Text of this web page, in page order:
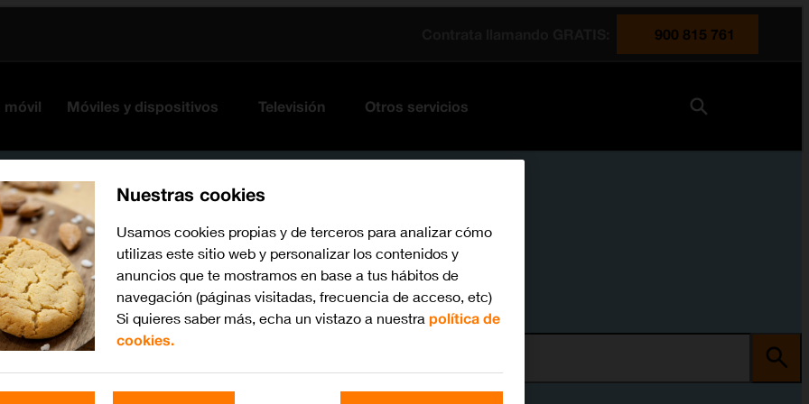
900 815 761
móvil Móviles y dispositivos Televisión Otros servicios
Nuestras cookies
Usamos cookies propias y de terceros para analizar cómo
utilizas este sitio web y personalizar los contenidos y
anuncios que te mostramos en base a tus hábitos de
navegación (páginas visitadas, frecuencia de acceso, etc)
Si quieres saber más, echa un vistazo a nuestra política de
cookies.